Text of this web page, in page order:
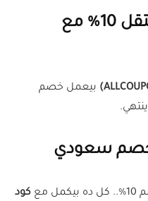
مشترياتك الإلكترونية بتقل 10% مع
بيعمل خصم
سعودي
كود